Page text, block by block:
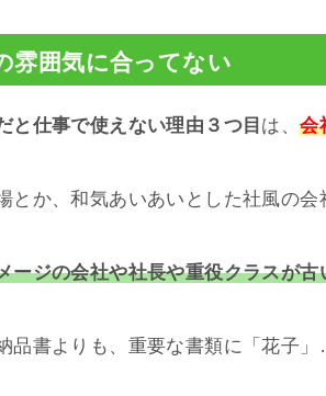
雰囲気に合ってない
と仕事で使えない理由３つ目 は、会
とか、和気あいあいとした社風の会
ージの会社や社長や重役クラスが古
品書よりも、重要な書類に「花子